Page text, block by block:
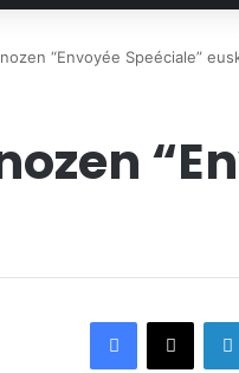
“Envoyée Speéciale”